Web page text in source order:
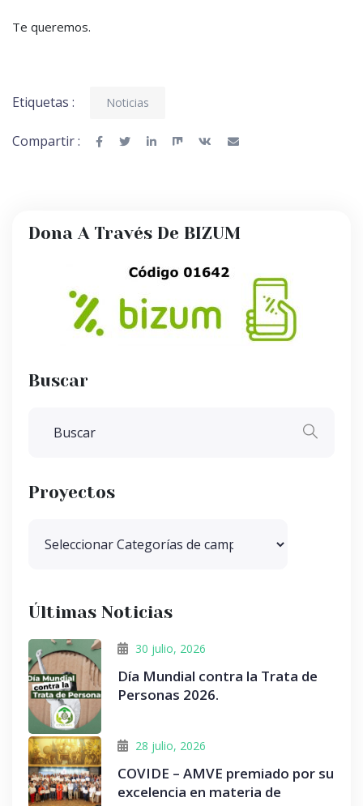
Te queremos.
Etiquetas : Noticias
Compartir :
Dona A Través De BIZUM
Buscar
Proyectos
Últimas Noticias
30 julio, 2026
Día Mundial contra la Trata de
Personas 2026.
28 julio, 2026
COVIDE – AMVE premiado por su
excelencia en materia de